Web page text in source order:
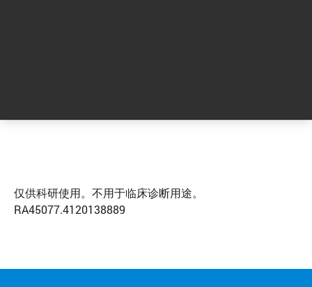
仅供科研使用。不用于临床诊断用途。
RA45077.4120138889